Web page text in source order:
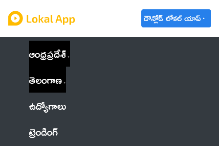
డౌన్లోడ్ లోకల్ యాప్
ఆంధ్రప్రదేశ్
తెలంగాణ
ఉద్యోగాలు
ట్రెండింగ్